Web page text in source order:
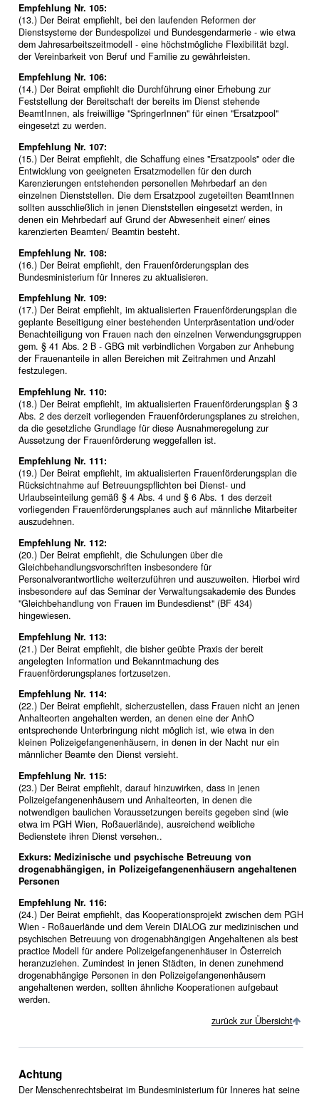
Empfehlung Nr. 105:
(13.) Der Beirat empfiehlt, bei den laufenden Reformen der
Dienstsysteme der Bundespolizei und Bundesgendarmerie - wie etwa
dem Jahresarbeitszeitmodell - eine höchstmögliche Flexibilität bzgl.
der Vereinbarkeit von Beruf und Familie zu gewährleisten.
Empfehlung Nr. 106:
(14.) Der Beirat empfiehlt die Durchführung einer Erhebung zur
Feststellung der Bereitschaft der bereits im Dienst stehende
BeamtInnen, als freiwillige "SpringerInnen" für einen "Ersatzpool"
eingesetzt zu werden.
Empfehlung Nr. 107:
(15.) Der Beirat empfiehlt, die Schaffung eines "Ersatzpools" oder die
Entwicklung von geeigneten Ersatzmodellen für den durch
Karenzierungen entstehenden personellen Mehrbedarf an den
einzelnen Dienststellen. Die dem Ersatzpool zugeteilten BeamtInnen
sollten ausschließlich in jenen Dienststellen eingesetzt werden, in
denen ein Mehrbedarf auf Grund der Abwesenheit einer/ eines
karenzierten Beamten/ Beamtin besteht.
Empfehlung Nr. 108:
(16.) Der Beirat empfiehlt, den Frauenförderungsplan des
Bundesministerium für Inneres zu aktualisieren.
Empfehlung Nr. 109:
(17.) Der Beirat empfiehlt, im aktualisierten Frauenförderungsplan die
geplante Beseitigung einer bestehenden Unterpräsentation und/oder
Benachteiligung von Frauen nach den einzelnen Verwendungsgruppen
gem. § 41 Abs. 2 B - GBG mit verbindlichen Vorgaben zur Anhebung
der Frauenanteile in allen Bereichen mit Zeitrahmen und Anzahl
festzulegen.
Empfehlung Nr. 110:
(18.) Der Beirat empfiehlt, im aktualisierten Frauenförderungsplan § 3
Abs. 2 des derzeit vorliegenden Frauenförderungsplanes zu streichen,
da die gesetzliche Grundlage für diese Ausnahmeregelung zur
Aussetzung der Frauenförderung weggefallen ist.
Empfehlung Nr. 111:
(19.) Der Beirat empfiehlt, im aktualisierten Frauenförderungsplan die
Rücksichtnahme auf Betreuungspflichten bei Dienst- und
Urlaubseinteilung gemäß § 4 Abs. 4 und § 6 Abs. 1 des derzeit
vorliegenden Frauenförderungsplanes auch auf männliche Mitarbeiter
auszudehnen.
Empfehlung Nr. 112:
(20.) Der Beirat empfiehlt, die Schulungen über die
Gleichbehandlungsvorschriften insbesondere für
Personalverantwortliche weiterzuführen und auszuweiten. Hierbei wird
insbesondere auf das Seminar der Verwaltungsakademie des Bundes
"Gleichbehandlung von Frauen im Bundesdienst" (BF 434)
hingewiesen.
Empfehlung Nr. 113:
(21.) Der Beirat empfiehlt, die bisher geübte Praxis der bereit
angelegten Information und Bekanntmachung des
Frauenförderungsplanes fortzusetzen.
Empfehlung Nr. 114:
(22.) Der Beirat empfiehlt, sicherzustellen, dass Frauen nicht an jenen
Anhalteorten angehalten werden, an denen eine der AnhO
entsprechende Unterbringung nicht möglich ist, wie etwa in den
kleinen Polizeigefangenenhäusern, in denen in der Nacht nur ein
männlicher Beamte den Dienst versieht.
Empfehlung Nr. 115:
(23.) Der Beirat empfiehlt, darauf hinzuwirken, dass in jenen
Polizeigefangenenhäusern und Anhalteorten, in denen die
notwendigen baulichen Voraussetzungen bereits gegeben sind (wie
etwa im PGH Wien, Roßauerlände), ausreichend weibliche
Bedienstete ihren Dienst versehen..
Exkurs: Medizinische und psychische Betreuung von
drogenabhängigen, in Polizeigefangenenhäusern angehaltenen
Personen
Empfehlung Nr. 116:
(24.) Der Beirat empfiehlt, das Kooperationsprojekt zwischen dem PGH
Wien - Roßauerlände und dem Verein DIALOG zur medizinischen und
psychischen Betreuung von drogenabhängigen Angehaltenen als best
practice Modell für andere Polizeigefangenenhäuser in Österreich
heranzuziehen. Zumindest in jenen Städten, in denen zunehmend
drogenabhängige Personen in den Polizeigefangenenhäusern
angehaltenen werden, sollten ähnliche Kooperationen aufgebaut
werden.
zurück zur Übersicht
Achtung
Der Menschenrechtsbeirat im Bundesministerium für Inneres hat seine